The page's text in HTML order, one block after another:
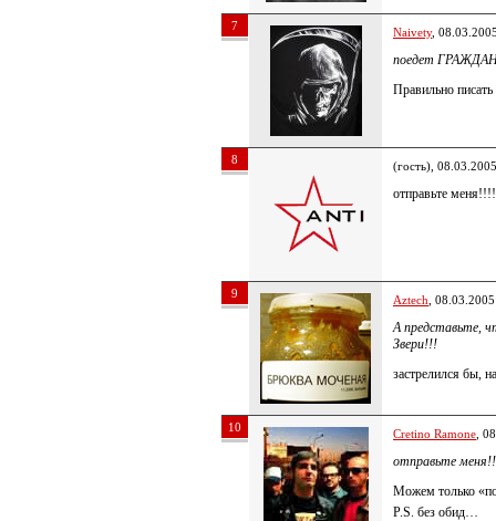
7 Naivety,
поедет
Правильно
8 (гость),
отправьте
9 Aztech ,
А представьте,
Звери!!!
застрелился бы,
10 Cretino Ramone ,
отправьте
Можем только
P.S. без обид…